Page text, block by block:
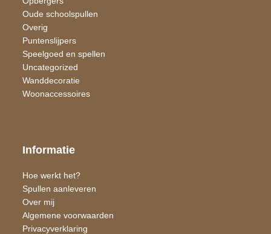
Oude schoolspullen
Overig
Puntenslijpers
Speelgoed en spellen
Uncategorized
Wand​decoratie
Woon​accessoires
Informatie
Hoe werkt het?
Spullen aanleveren
Over mij
Algemene voorwaarden
Privacyverklaring